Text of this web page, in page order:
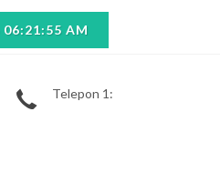
06:21:55 AM
Telepon 1: